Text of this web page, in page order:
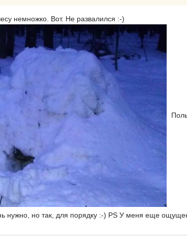
немножко. Вот. Не развалился :-)
но так, для порядку :-) PS У меня еще